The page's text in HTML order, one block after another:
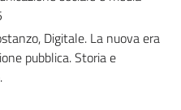
Digitale. La nuova era
pubblica. Storia e